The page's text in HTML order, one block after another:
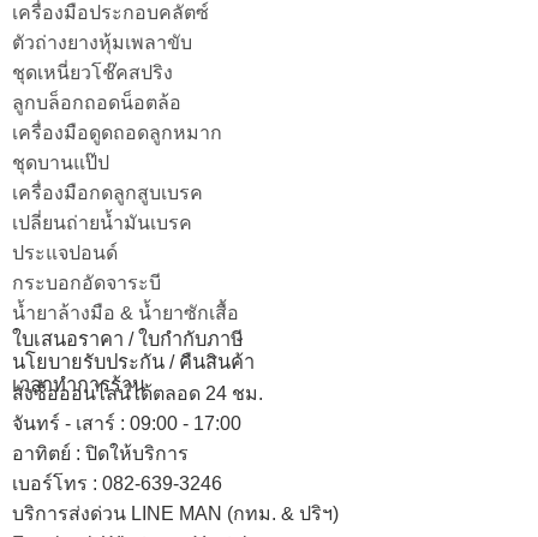
เครื่องมือประกอบคลัตซ์
ตัวถ่างยางหุ้มเพลาขับ
ชุดเหนี่ยวโช๊คสปริง
ลูกบล็อกถอดน็อตล้อ
เครื่องมือดูดถอดลูกหมาก
ชุดบานแป๊ป
เครื่องมือกดลูกสูบเบรค
เปลี่ยนถ่ายน้ำมันเบรค
ประแจปอนด์
กระบอกอัดจาระบี
น้ำยาล้างมือ & น้ำยาซักเสื้อ
ใบเสนอราคา / ใบกำกับภาษี
นโยบายรับประกัน / คืนสินค้า
เวลาทำการร้าน
สั่งซื้อออนไลน์ได้ตลอด 24 ชม.
จันทร์ - เสาร์ : 09:00 - 17:00
อาทิตย์ : ปิดให้บริการ
เบอร์โทร : 082-639-3246
บริการส่งด่วน LINE MAN (กทม. & ปริฯ)